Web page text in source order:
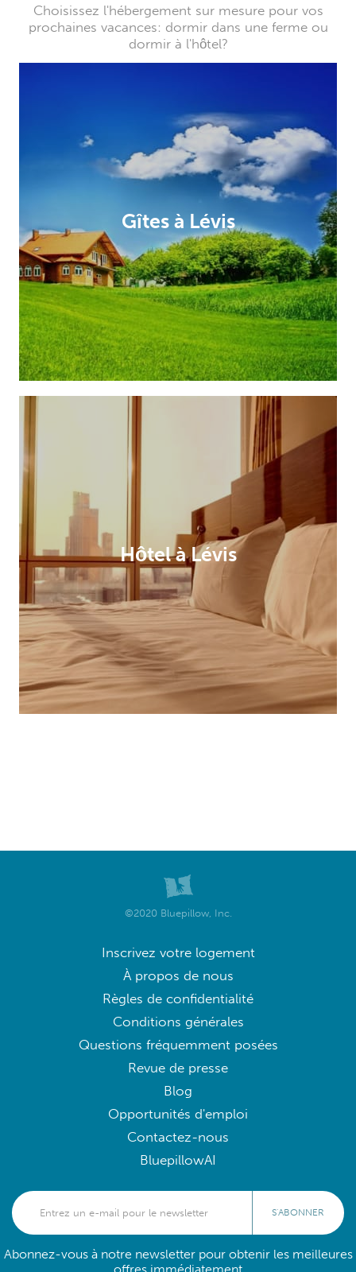
Choisissez l'hébergement sur mesure pour vos
prochaines vacances: dormir dans une ferme ou
dormir à l'hôtel?
Gîtes à Lévis
Hôtel à Lévis
©2020 Bluepillow, Inc.
Inscrivez votre logement
À propos de nous
Règles de confidentialité
Conditions générales
Questions fréquemment posées
Revue de presse
Blog
Opportunités d'emploi
Contactez-nous
BluepillowAI
S'ABONNER
Abonnez-vous à notre newsletter pour obtenir les meilleures
offres immédiatement